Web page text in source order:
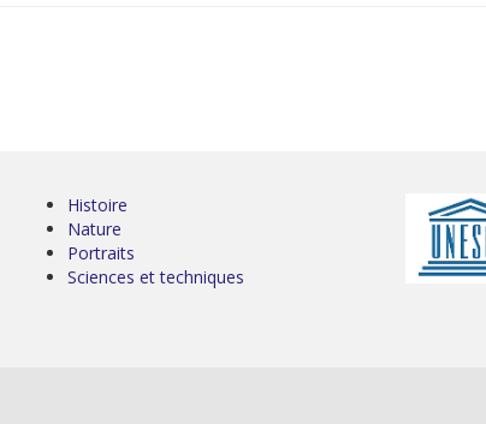
Histoire
Nature
Portraits
Sciences et techniques